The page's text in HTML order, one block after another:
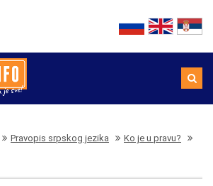
Pravopis srpskog jezika Ko je u pravu?